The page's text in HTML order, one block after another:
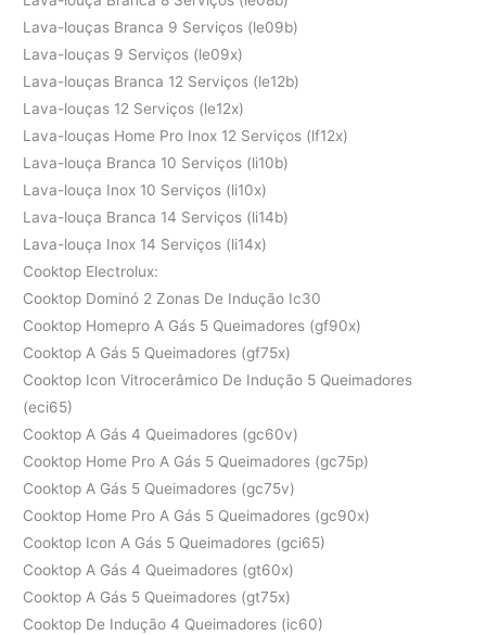
Lava-louças Branca 9 Serviços (le09b)
Lava-louças 9 Serviços (le09x)
Lava-louças Branca 12 Serviços (le12b)
Lava-louças 12 Serviços (le12x)
Lava-louças Home Pro Inox 12 Serviços (lf12x)
Lava-louça Branca 10 Serviços (li10b)
Lava-louça Inox 10 Serviços (li10x)
Lava-louça Branca 14 Serviços (li14b)
Lava-louça Inox 14 Serviços (li14x)
Cooktop Electrolux:
Cooktop Dominó 2 Zonas De Indução Ic30
Cooktop Homepro A Gás 5 Queimadores (gf90x)
Cooktop A Gás 5 Queimadores (gf75x)
Cooktop Icon Vitrocerâmico De Indução 5 Queimadores
(eci65)
Cooktop A Gás 4 Queimadores (gc60v)
Cooktop Home Pro A Gás 5 Queimadores (gc75p)
Cooktop A Gás 5 Queimadores (gc75v)
Cooktop Home Pro A Gás 5 Queimadores (gc90x)
Cooktop Icon A Gás 5 Queimadores (gci65)
Cooktop A Gás 4 Queimadores (gt60x)
Cooktop A Gás 5 Queimadores (gt75x)
Cooktop De Indução 4 Queimadores (ic60)